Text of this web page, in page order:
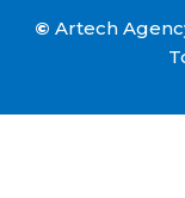
© Artech